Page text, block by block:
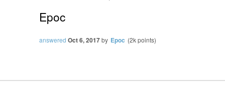
Epoc
answered Oct 6, 2017by Epoc (2kpoints)